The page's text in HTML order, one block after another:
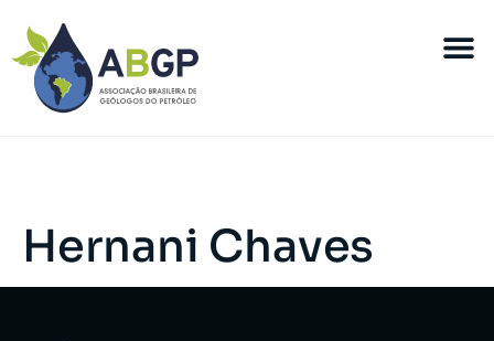
Hernani Chaves